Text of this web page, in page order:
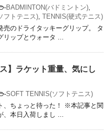
-BADMINTON(バドミントン),
フトテニス), TENNIS(硬式テニス)
のドライタッキーグリップ。 タ
リップとウォータ ...
】ラケット重量、気にし
-SOFT TENNIS(ソフトテニス)
、ちょっと待った！ ※本記事と関
、本日入荷しまし ...